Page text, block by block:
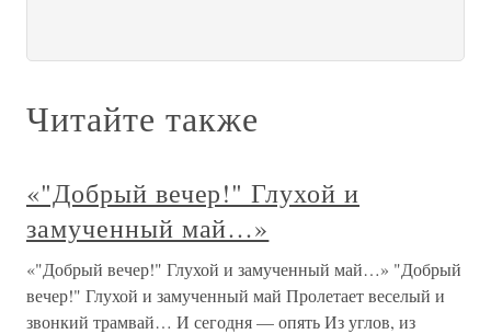
Читайте также
«"Добрый вечер!" Глухой и
замученный май…»
«"Добрый вечер!" Глухой и замученный май…» "Добрый
вечер!" Глухой и замученный май Пролетает веселый и
звонкий трамвай… И сегодня — опять Из углов, из